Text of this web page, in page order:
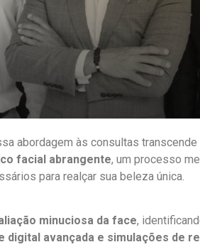
abordagem às consultas
facial abrangente, um processo
para realçar sua beleza única.
minuciosa da face,
digital avançada e simulações de